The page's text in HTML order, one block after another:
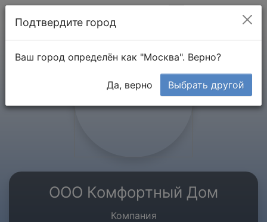
ООО Комфортный Дом
Компания
Подтвердите город
Ваш город определён как "Москва". Верно?
Да, верно Выбрать другой